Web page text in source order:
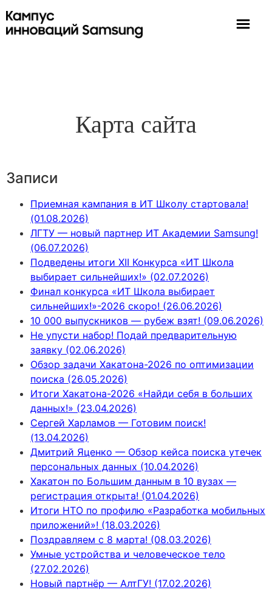
Карта сайта
Записи
Приемная кампания в ИТ Школу стартовала!
(01.08.2026)
ЛГТУ — новый партнер ИТ Академии Samsung!
(06.07.2026)
Подведены итоги XII Конкурса «ИТ Школа
выбирает сильнейших!» (02.07.2026)
Финал конкурса «ИТ Школа выбирает
сильнейших!»-2026 скоро! (26.06.2026)
10 000 выпускников — рубеж взят! (09.06.2026)
Не упусти набор! Подай предварительную
заявку (02.06.2026)
Обзор задачи Хакатона-2026 по оптимизации
поиска (26.05.2026)
Итоги Хакатона-2026 «Найди себя в больших
данных!» (23.04.2026)
Сергей Харламов — Готовим поиск!
(13.04.2026)
Дмитрий Яценко — Обзор кейса поиска утечек
персональных данных (10.04.2026)
Хакатон по Большим данным в 10 вузах —
регистрация открыта! (01.04.2026)
Итоги НТО по профилю «Разработка мобильных
приложений»! (18.03.2026)
Поздравляем с 8 марта! (08.03.2026)
Умные устройства и человеческое тело
(27.02.2026)
Новый партнёр — АлтГУ! (17.02.2026)